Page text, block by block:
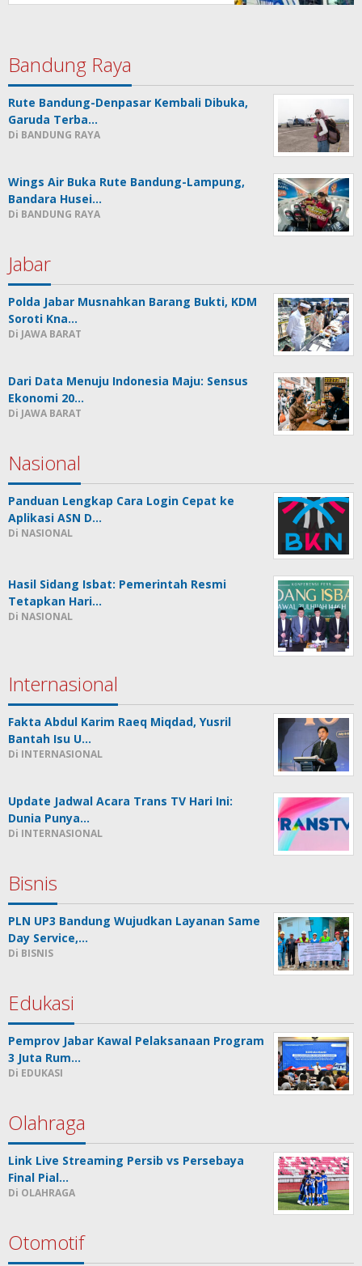
Bandung Raya
Rute Bandung-Denpasar Kembali Dibuka,
Garuda Terba…
Di BANDUNG RAYA
Wings Air Buka Rute Bandung-Lampung,
Bandara Husei…
Di BANDUNG RAYA
Jabar
Polda Jabar Musnahkan Barang Bukti, KDM
Soroti Kna…
Di JAWA BARAT
Dari Data Menuju Indonesia Maju: Sensus
Ekonomi 20…
Di JAWA BARAT
Nasional
Panduan Lengkap Cara Login Cepat ke
Aplikasi ASN D…
Di NASIONAL
Hasil Sidang Isbat: Pemerintah Resmi
Tetapkan Hari…
Di NASIONAL
Internasional
Fakta Abdul Karim Raeq Miqdad, Yusril
Bantah Isu U…
Di INTERNASIONAL
Update Jadwal Acara Trans TV Hari Ini:
Dunia Punya…
Di INTERNASIONAL
Bisnis
PLN UP3 Bandung Wujudkan Layanan Same
Day Service,…
Di BISNIS
Edukasi
Pemprov Jabar Kawal Pelaksanaan Program
3 Juta Rum…
Di EDUKASI
Olahraga
Link Live Streaming Persib vs Persebaya
Final Pial…
Di OLAHRAGA
Otomotif